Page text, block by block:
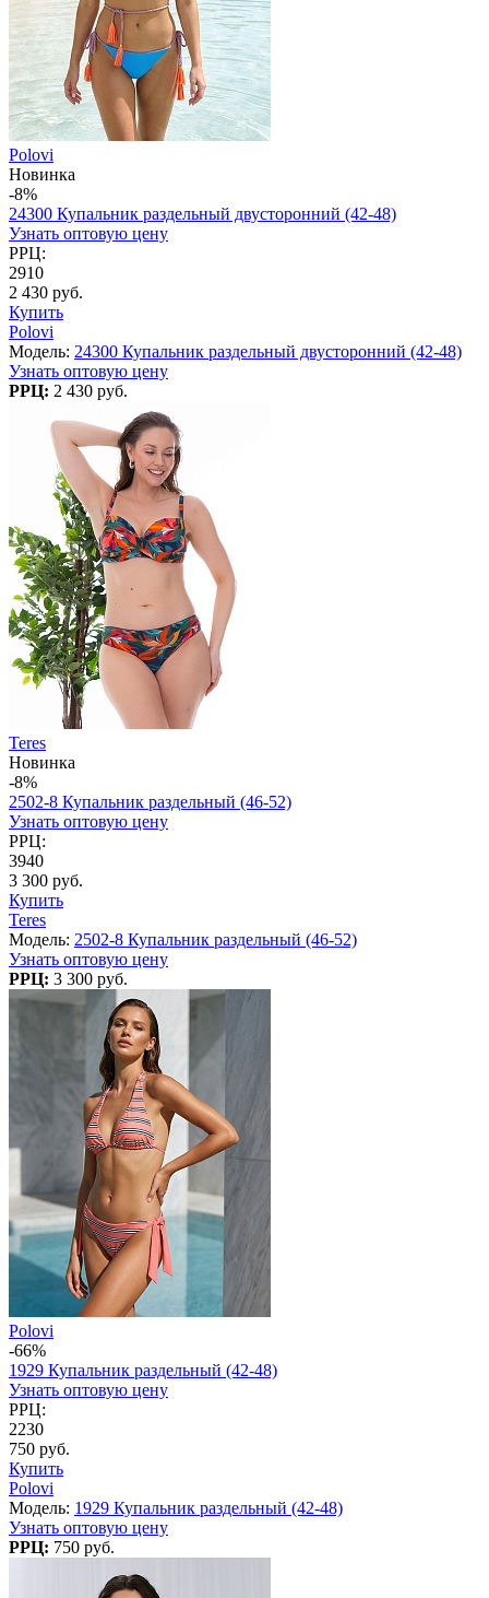
Polovi
Новинка
-8%
24300 Купальник раздельный двусторонний (42-48)
Узнать оптовую цену
РРЦ:
2910
2 430 руб.
Купить
Polovi
Модель: 24300 Купальник раздельный двусторонний (42-48)
Узнать оптовую цену
РРЦ: 2 430 руб.
Teres
Новинка
-8%
2502-8 Купальник раздельный (46-52)
Узнать оптовую цену
РРЦ:
3940
3 300 руб.
Купить
Teres
Модель: 2502-8 Купальник раздельный (46-52)
Узнать оптовую цену
РРЦ: 3 300 руб.
Polovi
-66%
1929 Купальник раздельный (42-48)
Узнать оптовую цену
РРЦ:
2230
750 руб.
Купить
Polovi
Модель: 1929 Купальник раздельный (42-48)
Узнать оптовую цену
РРЦ: 750 руб.